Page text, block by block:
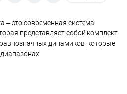
– это современная система
представляет собой комплект
динамиков, которые